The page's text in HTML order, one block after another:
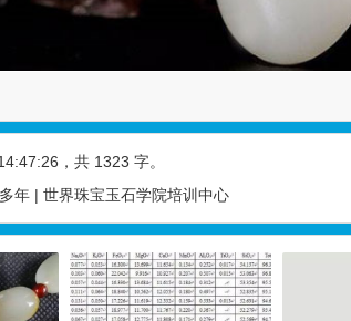
，共 1323 字。
年 | 世界珠宝玉石学院培训中心